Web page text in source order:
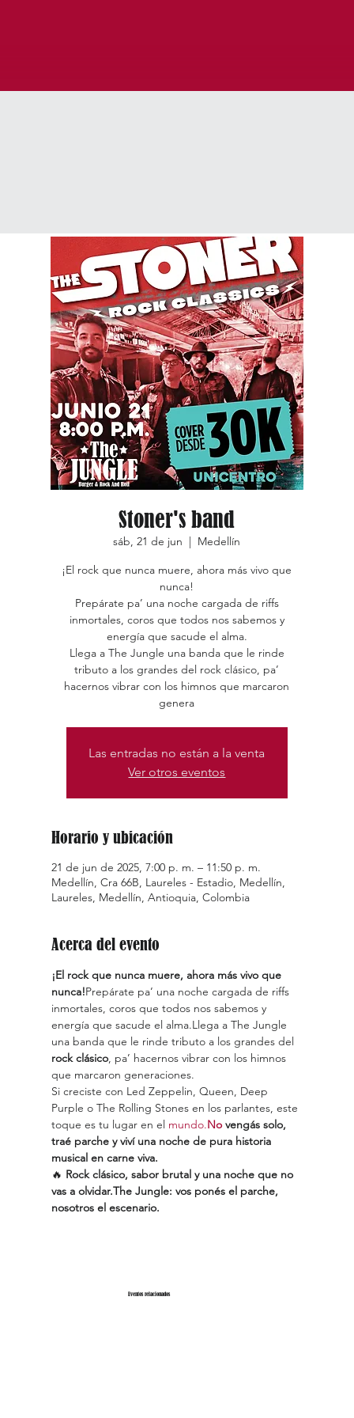
Eventos relacionados
Stoner's band
sáb, 21 de jun
Medellín
¡El rock que nunca muere, ahora más vivo que
nunca!
Prepárate pa’ una noche cargada de riffs
inmortales, coros que todos nos sabemos y
energía que sacude el alma.
Llega a The Jungle una banda que le rinde
tributo a los grandes del rock clásico, pa’
hacernos vibrar con los himnos que marcaron
genera
Las entradas no están a la venta
Ver otros eventos
Horario y ubicación
21 de jun de 2025, 7:00 p. m. – 11:50 p. m.
Medellín, Cra 66B, Laureles - Estadio, Medellín,
Laureles, Medellín, Antioquia, Colombia
Acerca del evento
¡El rock que nunca muere, ahora más vivo que
nunca!Prepárate pa’ una noche cargada de riffs
inmortales, coros que todos nos sabemos y
energía que sacude el alma.Llega a The Jungle
una banda que le rinde tributo a los grandes del
rock clásico, pa’ hacernos vibrar con los himnos
que marcaron generaciones.
Si creciste con Led Zeppelin, Queen, Deep
Purple o The Rolling Stones en los parlantes, este
toque es tu lugar en el mundo.No vengás solo,
traé parche y viví una noche de pura historia
musical en carne viva.
🔥 Rock clásico, sabor brutal y una noche que no
vas a olvidar.The Jungle: vos ponés el parche,
nosotros el escenario.